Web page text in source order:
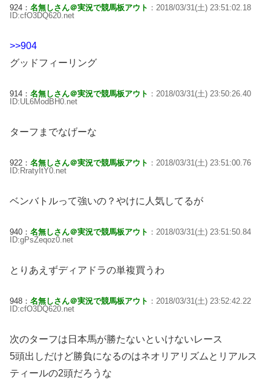
924： 名無しさん＠実況で競馬板アウト ：2018/03/31(土) 23:51:02.18
ID:cfO3DQ620.net
>>904
グッドフィーリング
914： 名無しさん＠実況で競馬板アウト ：2018/03/31(土) 23:50:26.40
ID:UL6ModBH0.net
ターフまでなげーな
922： 名無しさん＠実況で競馬板アウト ：2018/03/31(土) 23:51:00.76
ID:RratyItY0.net
ベンバトルって強いの？やけに人気してるが
940： 名無しさん＠実況で競馬板アウト ：2018/03/31(土) 23:51:50.84
ID:gPsZeqoz0.net
とりあえずディアドラの単複買うわ
948： 名無しさん＠実況で競馬板アウト ：2018/03/31(土) 23:52:42.22
ID:cfO3DQ620.net
次のターフは日本馬が勝たないといけないレース
5頭出しだけど勝負になるのはネオリアリズムとリアルス
ティールの2頭だろうな